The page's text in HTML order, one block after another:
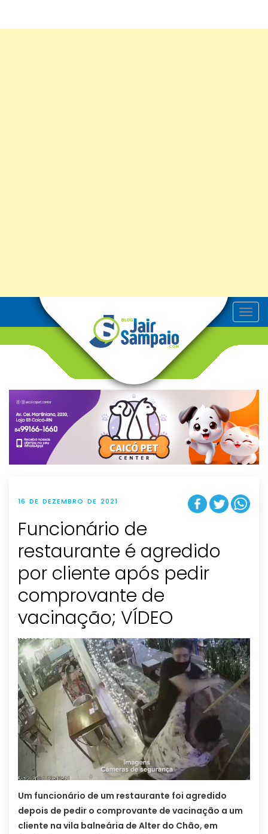
T
o
v
g
t
i
o
n
16 DE DEZEMBRO DE 2021
Funcionário de
restaurante é agredido
por cliente após pedir
comprovante de
vacinação; VÍDEO
Um funcionário de um restaurante foi agredido
depois de pedir o comprovante de vacinação a um
cliente na vila balneária de Alter do Chão, em